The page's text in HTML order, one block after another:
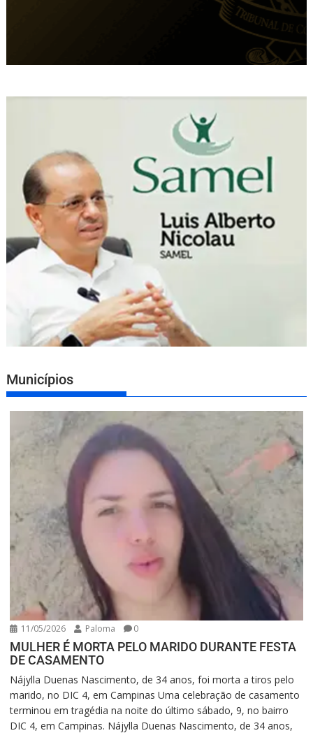
Municípios
11/05/2026 Paloma 0
MULHER É MORTA PELO MARIDO DURANTE FESTA
DE CASAMENTO
Nájylla Duenas Nascimento, de 34 anos, foi morta a tiros pelo
marido, no DIC 4, em Campinas Uma celebração de casamento
terminou em tragédia na noite do último sábado, 9, no bairro
DIC 4, em Campinas. Nájylla Duenas Nascimento, de 34 anos,